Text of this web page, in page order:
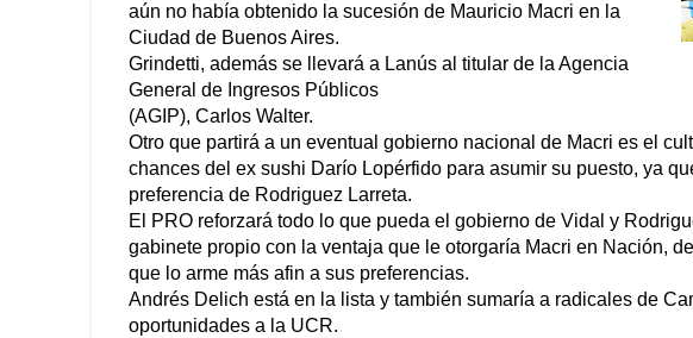
aún no había obtenido la sucesión de Mauricio Macri en la
Ciudad de Buenos Aires.
Grindetti, además se llevará a Lanús al titular de la Agencia
General de Ingresos Públicos
(AGIP), Carlos Walter.
Otro que partirá a un eventual gobierno nacional de Macri es el
chances del ex sushi Darío Lopérfido para asumir su puesto, ya
preferencia de Rodriguez Larreta.
El PRO reforzará todo lo que pueda el gobierno de Vidal y
gabinete propio con la ventaja que le otorgaría Macri en Nación,
que lo arme más afin a sus preferencias.
Andrés Delich está en la lista y también sumaría a radicales de
oportunidades a la UCR.